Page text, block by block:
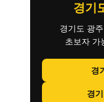
경기
경기도 광
초보자 가
경
경